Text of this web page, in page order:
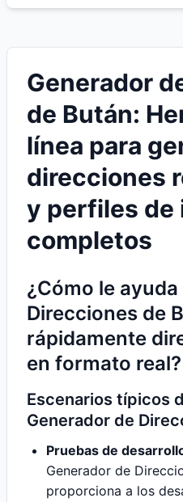
Generador
de Bután:
línea para
direcciones
y perfiles de
completos
¿Cómo le
Direcciones de
rápidamente
en formato real?
Escenarios típicos
Generador de
Pruebas de
Generador de
proporciona a los